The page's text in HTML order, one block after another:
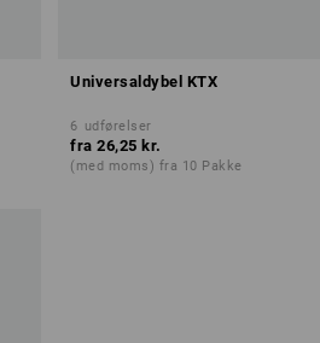
Universaldybel KTX
6 udførelser
fra 26,25 kr.
(med moms) fra 10 Pakke